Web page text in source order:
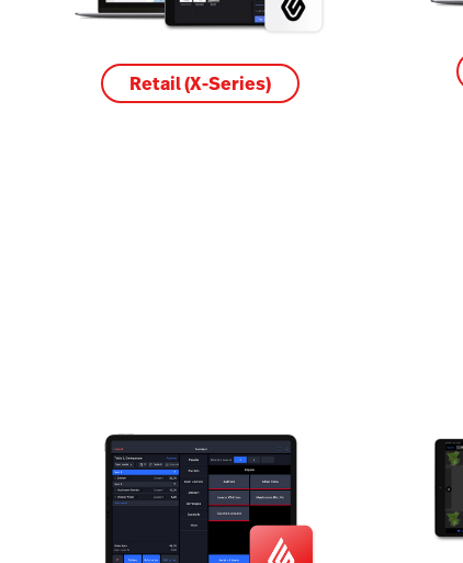
Retail (X-Series)